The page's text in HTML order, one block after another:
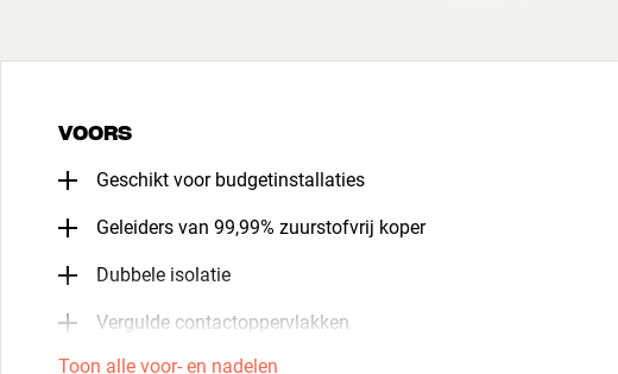
VOORS
Geschikt voor budgetinstallaties
Geleiders van 99,99% zuurstofvrij koper
Dubbele isolatie
Vergulde contactoppervlakken
Toon alle voor- en nadelen